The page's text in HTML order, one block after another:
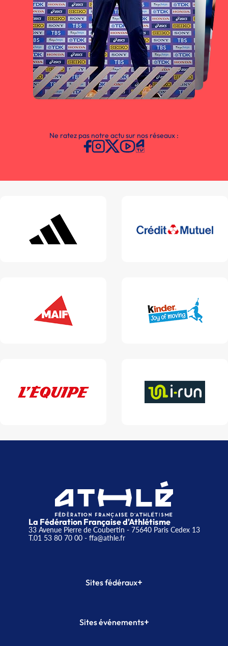
Ne ratez pas notre actu sur nos réseaux :
La Fédération Française d'Athlétisme
33 Avenue Pierre de Coubertin - 75640 Paris Cedex 13
T.01 53 80 70 00- ffa@athle.fr
Sites fédéraux+
Plateforme Formation
Sites événements+